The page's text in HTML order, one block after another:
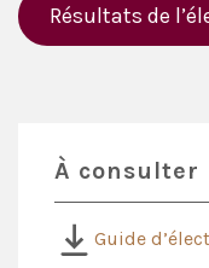
Résultats de
À consulter
Guide